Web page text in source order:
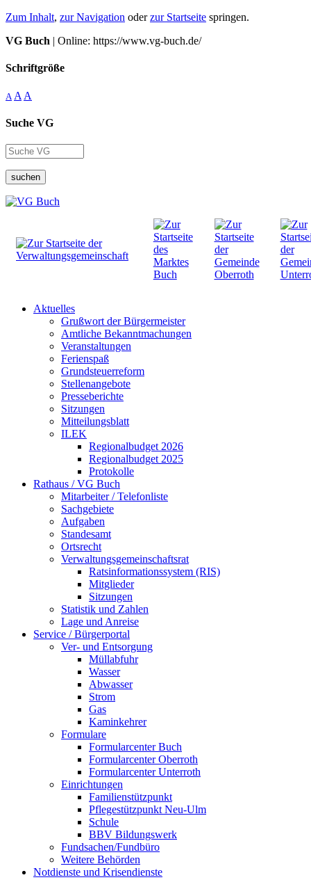
Zum Inhalt, zur Navigation oderzur Startseite springen.
VG Buch | Online: https://www.vg-buch.de/
Schriftgröße
A A A
Suche VG
suchen
Aktuelles
Grußwort der Bürgermeister
Amtliche Bekanntmachungen
Veranstaltungen
Ferienspaß
Grundsteuerreform
Stellenangebote
Presseberichte
Sitzungen
Mitteilungsblatt
ILEK
Regionalbudget 2026
Regionalbudget 2025
Protokolle
Rathaus / VG Buch
Mitarbeiter / Telefonliste
Sachgebiete
Aufgaben
Standesamt
Ortsrecht
Verwaltungsgemeinschaftsrat
Ratsinformationssystem (RIS)
Mitglieder
Sitzungen
Statistik und Zahlen
Lage und Anreise
Service / Bürgerportal
Ver- und Entsorgung
Müllabfuhr
Wasser
Abwasser
Strom
Gas
Kaminkehrer
Formulare
Formularcenter Buch
Formularcenter Oberroth
Formularcenter Unterroth
Einrichtungen
Familienstützpunkt
Pflegestützpunkt Neu-Ulm
Schule
BBV Bildungswerk
Fundsachen/Fundbüro
Weitere Behörden
Notdienste und Krisendienste